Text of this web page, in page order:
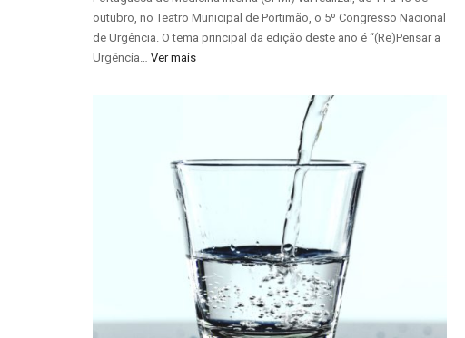
outubro, no Teatro Municipal de Portimão, o 5º Congresso Nacional
de Urgência. O tema principal da edição deste ano é “(Re)Pensar a
Urgência… Ver mais